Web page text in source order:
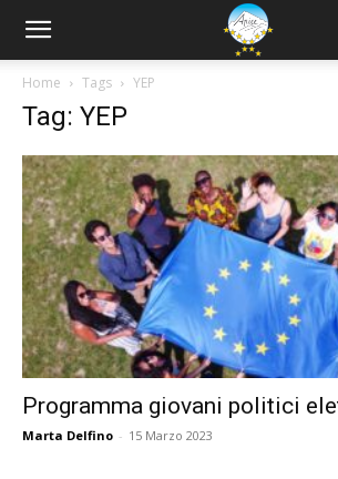
Home Tags YEP
Tag: YEP
Programma giovani politici
Marta Delfino - 15 Marzo 2023